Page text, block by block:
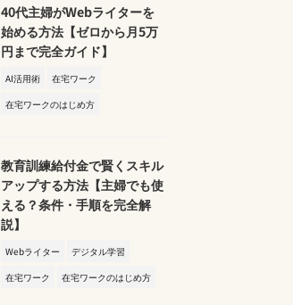
40代主婦がWebライターを
始める方法【ゼロから月5万
円まで完全ガイド】
AI活用術
在宅ワーク
在宅ワークのはじめ方
教育訓練給付金で賢くスキル
アップする方法【主婦でも使
える？条件・手順を完全解
説】
Webライター
デジタル学習
在宅ワーク
在宅ワークのはじめ方